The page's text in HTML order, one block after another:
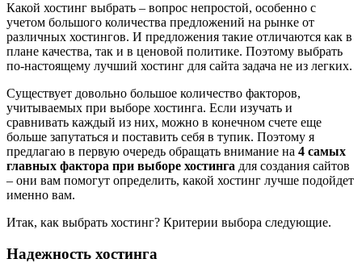
Какой хостинг выбрать – вопрос непростой, особенно с
учетом большого количества предложений на рынке от
различных хостингов. И предложения такие отличаются как в
плане качества, так и в ценовой политике. Поэтому выбрать
по-настоящему лучший хостинг для сайта задача не из легких.
Существует довольно большое количество факторов,
учитываемых при выборе хостинга. Если изучать и
сравнивать каждый из них, можно в конечном счете еще
больше запутаться и поставить себя в тупик. Поэтому я
предлагаю в первую очередь обращать внимание на 4 самых
главных фактора при выборе хостинга для создания сайтов
– они вам помогут определить, какой хостинг лучше подойдет
именно вам.
Итак, как выбрать хостинг? Критерии выбора следующие.
Надежность хостинга